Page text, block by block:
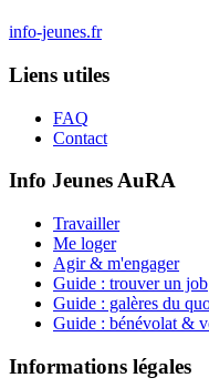
info-jeunes.fr
Liens utiles
FAQ
Contact
Info Jeunes AuRA
Travailler
Me loger
Agir & m'engager
Guide : trouver un job
Guide : galères du
Guide : bénévolat &
Informations légales